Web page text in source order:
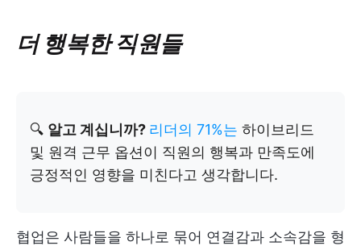
더 행복한 직원들
🔍 알고 계십니까? 리더의 71%는 하이브리드
및 원격 근무 옵션이 직원의 행복과 만족도에
긍정적인 영향을 미친다고 생각합니다.
협업은 사람들을 하나로 묶어 연결감과 소속감을 형